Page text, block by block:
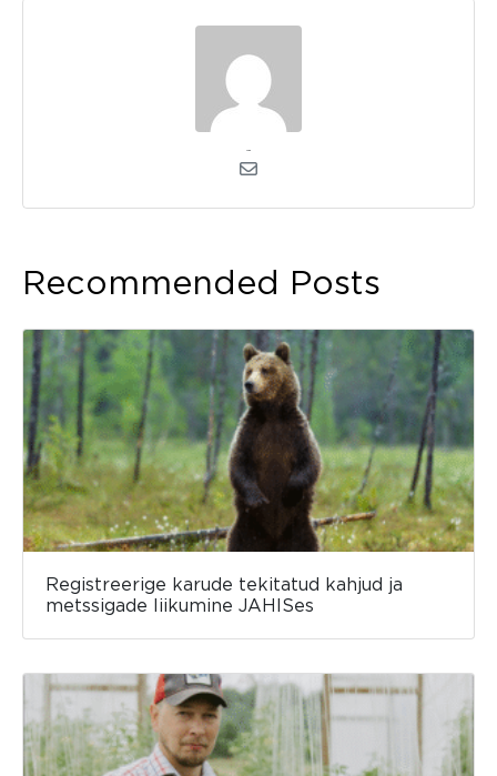
Recommended Posts
Registreerige karude tekitatud kahjud ja
metssigade liikumine JAHISes